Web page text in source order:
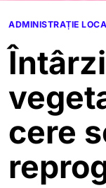
ADMINISTRAȚIE
cere